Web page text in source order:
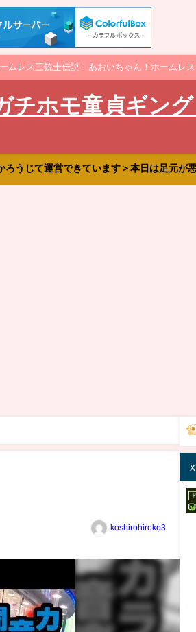
レス三銃士伝説！あおいちゃん！ホームレ
チホモ童貞ギン
うじて運営できています＞本日は足元が
koshirohiroko3